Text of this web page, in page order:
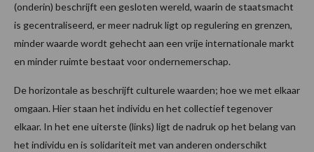
(onderin) beschrijft een gesloten wereld, waarin de staatsmacht
is gecentraliseerd, er meer nadruk ligt op regulering en grenzen,
minder waarde wordt gehecht aan een vrije internationale markt
en minder ruimte bestaat voor ondernemerschap.
De horizontale as beschrijft culturele waarden; hoe we met elkaar
omgaan. Hier staan het individu en het collectief tegenover
elkaar. In het ene uiterste (links) ligt de nadruk op het belang van
het individu en is solidariteit met van anderen onderschikt